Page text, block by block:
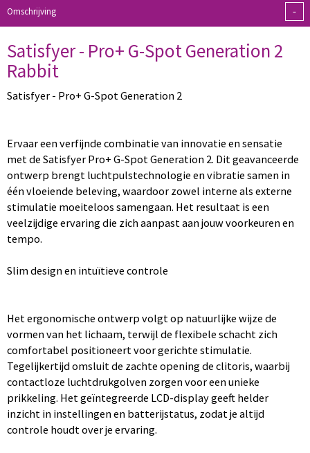
Omschrijving -
Satisfyer - Pro+ G-Spot Generation 2
Rabbit
Satisfyer - Pro+ G-Spot Generation 2
Ervaar een verfijnde combinatie van innovatie en sensatie
met de Satisfyer Pro+ G-Spot Generation 2. Dit geavanceerde
ontwerp brengt luchtpulstechnologie en vibratie samen in
één vloeiende beleving, waardoor zowel interne als externe
stimulatie moeiteloos samengaan. Het resultaat is een
veelzijdige ervaring die zich aanpast aan jouw voorkeuren en
tempo.
Slim design en intuïtieve controle
Het ergonomische ontwerp volgt op natuurlijke wijze de
vormen van het lichaam, terwijl de flexibele schacht zich
comfortabel positioneert voor gerichte stimulatie.
Tegelijkertijd omsluit de zachte opening de clitoris, waarbij
contactloze luchtdrukgolven zorgen voor een unieke
prikkeling. Het geïntegreerde LCD-display geeft helder
inzicht in instellingen en batterijstatus, zodat je altijd
controle houdt over je ervaring.